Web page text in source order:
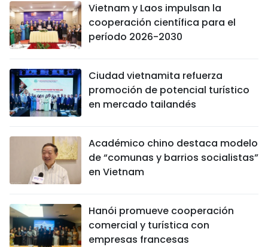
Vietnam y Laos impulsan la
cooperación científica para el
período 2026-2030
Ciudad vietnamita refuerza
promoción de potencial turístico
en mercado tailandés
Académico chino destaca modelo
de “comunas y barrios socialistas”
en Vietnam
Hanói promueve cooperación
comercial y turística con
empresas francesas